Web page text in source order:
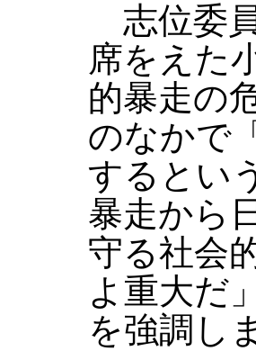
志位委
席をえた
的暴走の
のなかで
するとい
暴走から
守る社会
よ重大だ
を強調し